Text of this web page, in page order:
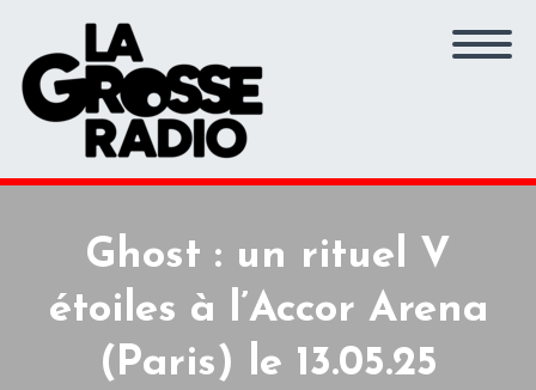
Ghost : un rituel V
étoiles à l’Accor Arena
(Paris) le 13.05.25